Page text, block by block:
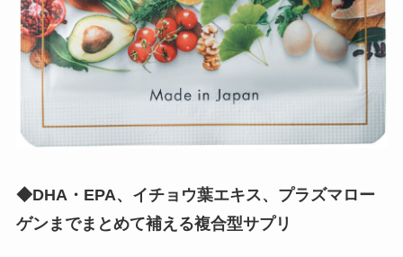
◆DHA・EPA、イチョウ葉エキス、プラズマロー
ゲンまでまとめて補える複合型サプリ